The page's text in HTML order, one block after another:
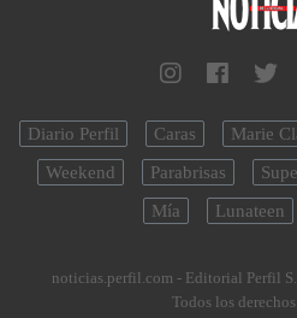
Diario Perfil Caras Marie
Weekend
Parabrisas
Mía
Lunateen
noticias.perfil.com - Editorial Perfil
Todos los